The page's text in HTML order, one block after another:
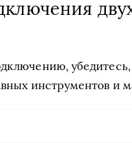
убедитесь,
инструментов и